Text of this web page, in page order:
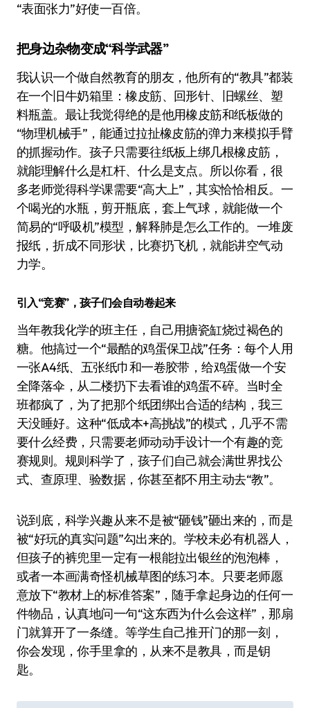
“表面张力”好使一百倍。
把身边杂物变成“科学武器”
我认识一个做自然教育的朋友，他所有的“教具”都装
在一个旧牛奶箱里：橡皮筋、回形针、旧螺丝、塑
料瓶盖。最让我觉得绝的是他用橡皮筋和纸板做的
“物理机械手”，能通过拉扯橡皮筋的弹力来模拟手臂
的抓握动作。孩子只需要往纸板上绑几根橡皮筋，
就能理解什么是杠杆、什么是支点。所以你看，很
多老师觉得科学课需要“高大上”，其实恰恰相反。一
个喝光的水瓶，剪开瓶底，套上气球，就能做一个
简易的“呼吸机”模型，解释肺是怎么工作的。一堆废
报纸，折成不同形状，比赛扔飞机，就能讲空气动
力学。
引入“竞赛”，孩子们会自动卷起来
当年教我化学的班主任，自己用搪瓷缸烧过褐色的
糖。他搞过一个“最酷的鸡蛋保卫战”任务：每个人用
一张A4纸、五张纸巾和一卷胶带，给鸡蛋做一个安
全降落伞，从二楼扔下去看谁的鸡蛋不碎。当时全
班都疯了，为了把那个纸团绑出合适的结构，我三
天没睡好。这种“低成本+高挑战”的模式，几乎不需
要什么经费，只需要老师动动手设计一个有趣的竞
赛规则。规则科学了，孩子们自己就会满世界找公
式、查原理、验数据，你甚至都不用主动去“教”。
说到底，科学兴趣从来不是被“砸钱”砸出来的，而是
被“好玩的真实问题”勾出来的。学校未必有机器人，
但孩子的裤兜里一定有一根能拉出银丝的泡泡棒，
或者一本画满奇怪机械草图的练习本。只要老师愿
意放下“教材上的标准答案”，随手拿起身边的任何一
件物品，认真地问一句“这东西为什么会这样”，那扇
门就算开了一条缝。等学生自己推开门的那一刻，
你会发现，你手里拿的，从来不是教具，而是钥
匙。